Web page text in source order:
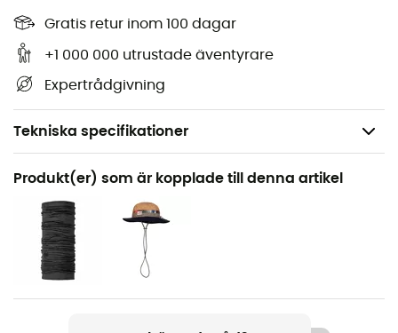
Gratis retur inom 100 dagar
+1 000 000 utrustade äventyrare
Expertrådgivning
Tekniska specifikationer
Rekommenderad för
Vandring / Vandring
Vikt
Produkt(er) som är kopplade till denna artikel